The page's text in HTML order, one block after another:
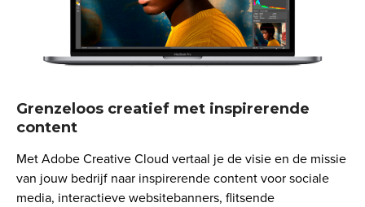
Grenzeloos creatief met inspirerende
content
Met Adobe Creative Cloud vertaal je de visie en de missie
van jouw bedrijf naar inspirerende content voor sociale
media, interactieve websitebanners, flitsende